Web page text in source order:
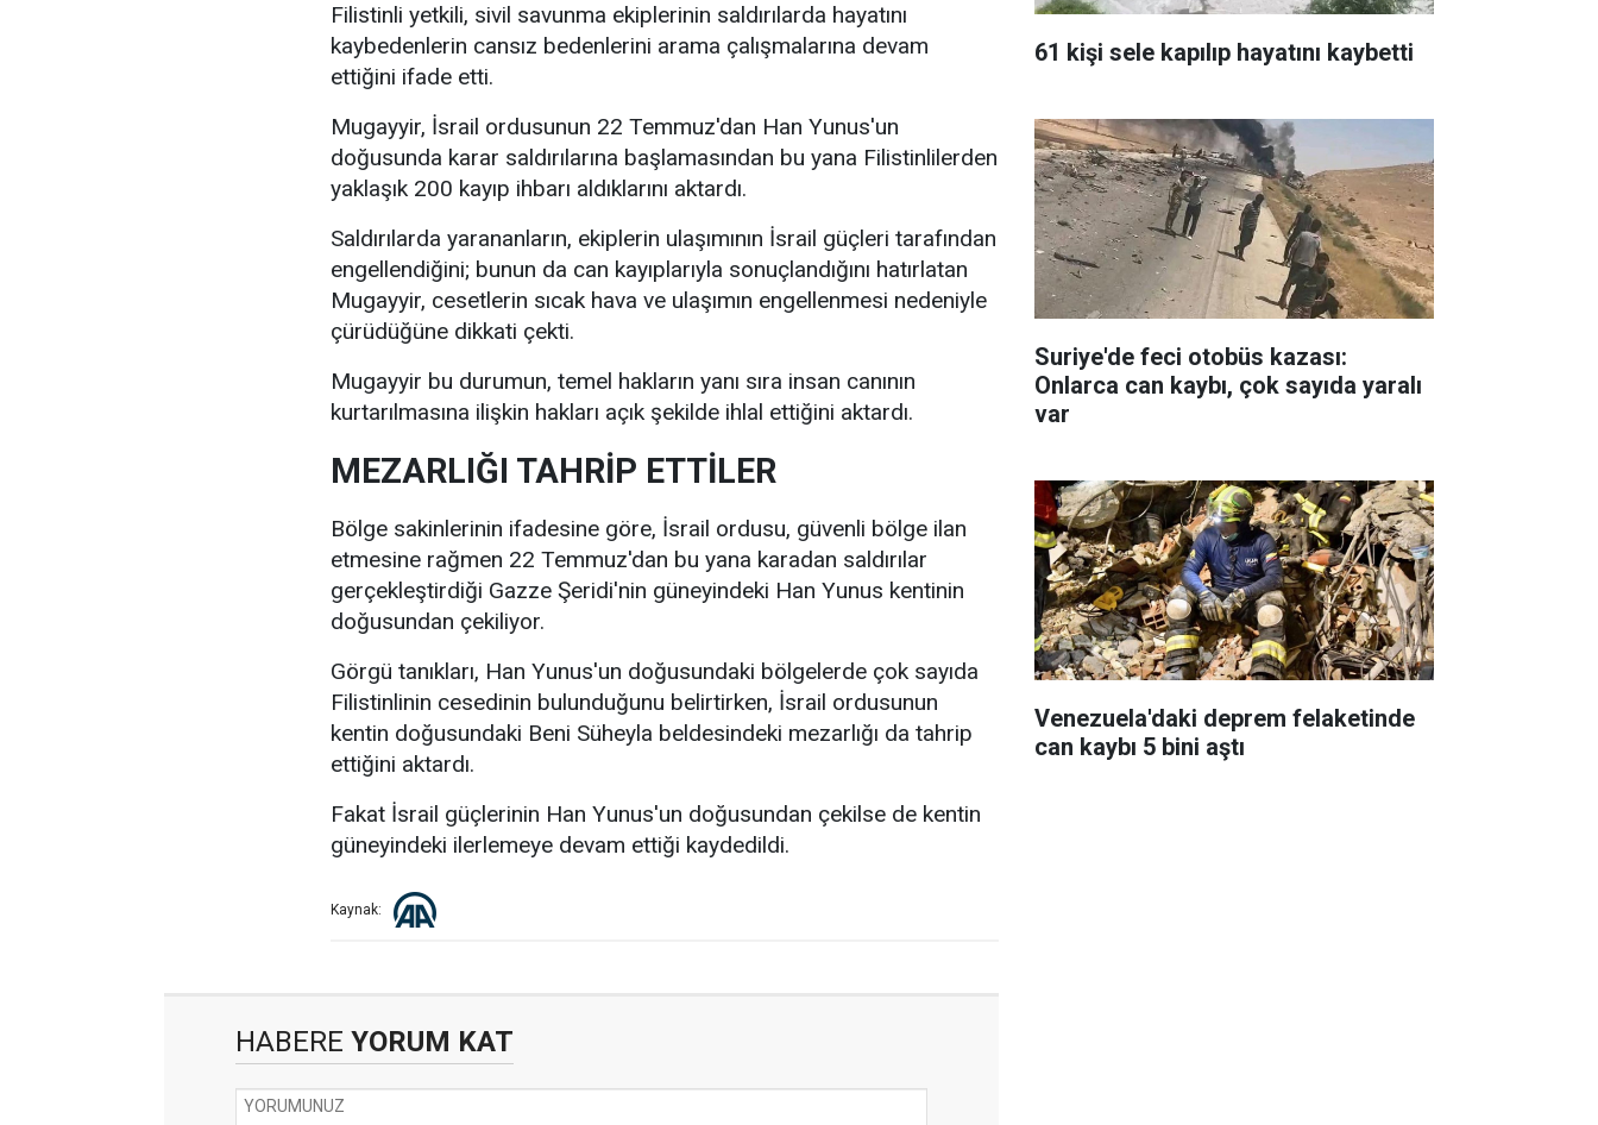
Filistinli yetkili, sivil savunma ekiplerinin saldırılarda hayatını
kaybedenlerin cansız bedenlerini arama çalışmalarına devam
ettiğini ifade etti.
Mugayyir, İsrail ordusunun 22 Temmuz'dan Han Yunus'un
doğusunda karar saldırılarına başlamasından bu yana Filistinlilerden
yaklaşık 200 kayıp ihbarı aldıklarını aktardı.
Saldırılarda yarananların, ekiplerin ulaşımının İsrail güçleri tarafından
engellendiğini; bunun da can kayıplarıyla sonuçlandığını hatırlatan
Mugayyir, cesetlerin sıcak hava ve ulaşımın engellenmesi nedeniyle
çürüdüğüne dikkati çekti.
Mugayyir bu durumun, temel hakların yanı sıra insan canının
kurtarılmasına ilişkin hakları açık şekilde ihlal ettiğini aktardı.
MEZARLIĞI TAHRİP ETTİLER
Bölge sakinlerinin ifadesine göre, İsrail ordusu, güvenli bölge ilan
etmesine rağmen 22 Temmuz'dan bu yana karadan saldırılar
gerçekleştirdiği Gazze Şeridi'nin güneyindeki Han Yunus kentinin
doğusundan çekiliyor.
Görgü tanıkları, Han Yunus'un doğusundaki bölgelerde çok sayıda
Filistinlinin cesedinin bulunduğunu belirtirken, İsrail ordusunun
kentin doğusundaki Beni Süheyla beldesindeki mezarlığı da tahrip
ettiğini aktardı.
Fakat İsrail güçlerinin Han Yunus'un doğusundan çekilse de kentin
güneyindeki ilerlemeye devam ettiği kaydedildi.
Kaynak:
HABERE YORUM KAT
61 kişi sele kapılıp hayatını kaybetti
Suriye'de feci otobüs kazası:
Onlarca can kaybı, çok sayıda yaralı
var
Venezuela'daki deprem felaketinde
can kaybı 5 bini aştı